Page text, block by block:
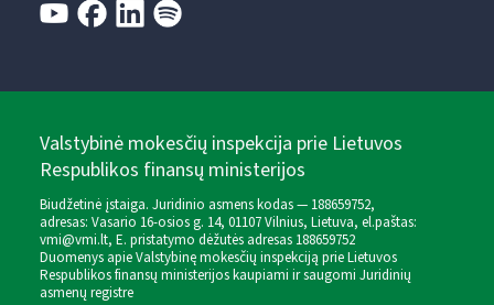
Valstybinė mokesčių inspekcija prie Lietuvos
Respublikos finansų ministerijos
Biudžetinė įstaiga. Juridinio asmens kodas — 188659752,
adresas: Vasario 16-osios g. 14, 01107 Vilnius, Lietuva, el.paštas:
vmi@vmi.lt, E. pristatymo dėžutės adresas 188659752
Duomenys apie Valstybinę mokesčių inspekciją prie Lietuvos
Respublikos finansų ministerijos kaupiami ir saugomi Juridinių
asmenų registre